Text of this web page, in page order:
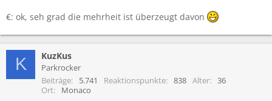
€: ok, seh grad die mehrheit ist überzeugt davon
K KuzKus
Parkrocker
Beiträge
5.741 Reaktionspunkte 838 Alter
36
Ort
Monaco